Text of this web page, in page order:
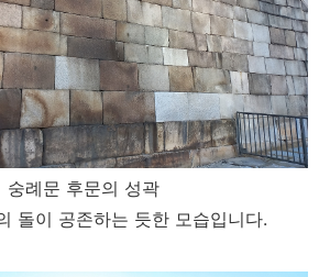
숭례문 후문의 성곽
돌이 공존하는 듯한 모습입니다.